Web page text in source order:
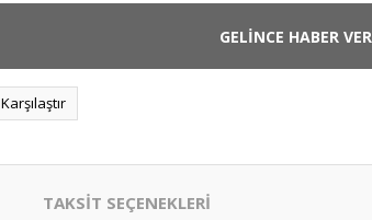
GELİNCE HABER VER
Karşılaştır
TAKSİT SEÇENEKLERİ